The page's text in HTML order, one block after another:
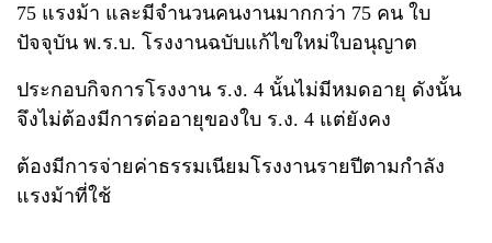
75 แรงม้า และมีจำนวนคนงานมากกว่า 75 คน ใบ
ปัจจุบัน พ.ร.บ. โรงงานฉบับแก้ไขใหม่ใบอนุญาต
ประกอบกิจการโรงงาน ร.ง. 4 นั้นไม่มีหมดอายุ ดังนั้น
จึงไม่ต้องมีการต่ออายุของใบ ร.ง. 4 แต่ยังคง
ต้องมีการจ่ายค่าธรรมเนียมโรงงานรายปีตามกำลัง
แรงม้าที่ใช้